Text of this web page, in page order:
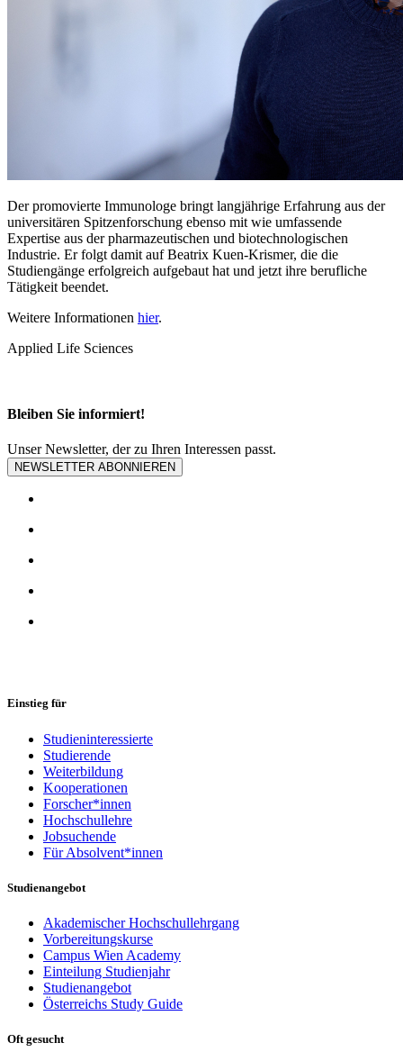
Der promovierte Immunologe bringt langjährige Erfahrung aus der
universitären Spitzenforschung ebenso mit wie umfassende
Expertise aus der pharmazeutischen und biotechnologischen
Industrie. Er folgt damit auf Beatrix Kuen-Krismer, die die
Studiengänge erfolgreich aufgebaut hat und jetzt ihre berufliche
Tätigkeit beendet.
Weitere Informationen hier.
Applied Life Sciences
Bleiben Sie informiert!
Unser Newsletter, der zu Ihren Interessen passt.
NEWSLETTER ABONNIEREN
Einstieg für
Studieninteressierte
Studierende
Weiterbildung
Kooperationen
Forscher*innen
Hochschullehre
Jobsuchende
Für Absolvent*innen
Studienangebot
Akademischer Hochschullehrgang
Vorbereitungskurse
Campus Wien Academy
Einteilung Studienjahr
Studienangebot
Österreichs Study Guide
Oft gesucht